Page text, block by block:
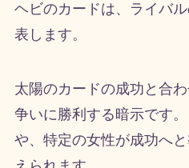
ヘビのカードは、ライバ
表します。
太陽のカードの成功と合
争いに勝利する暗示です
や、特定の女性が成功へ